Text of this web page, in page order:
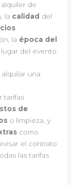
de
la calidad del
la época del
del evento.
una
tarifas
de
o limpieza, y
como
el contrato
las tarifas